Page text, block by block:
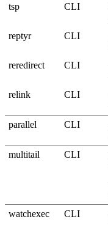
tsp
CLI
reptyr
CLI
reredirect CLI
relink CLI
parallel CLI
multitail CLI
watchexec
CLI